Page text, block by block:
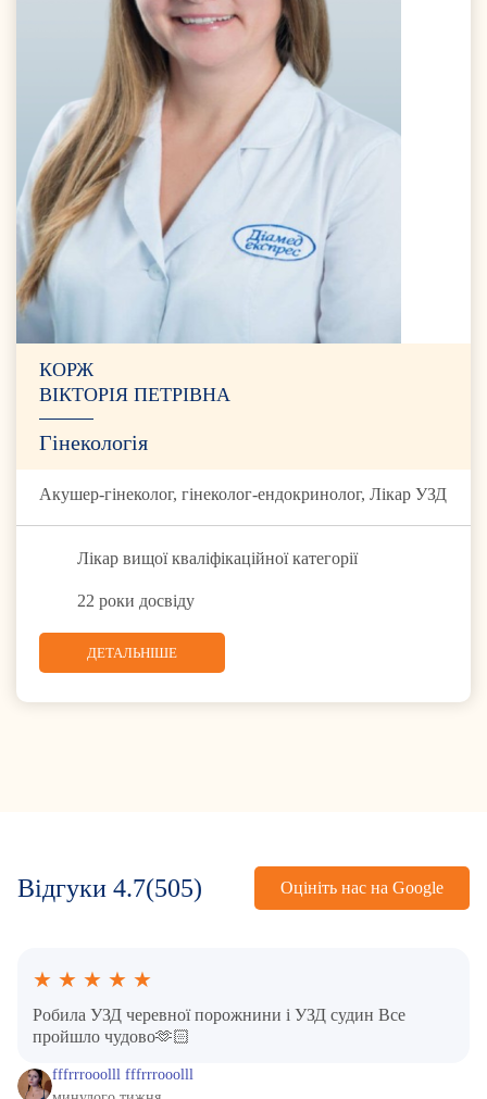
КОРЖ
ВІКТОРІЯ ПЕТРІВНА
Гінекологія
Акушер-гінеколог, гінеколог-ендокринолог, Лікар УЗД
Лікар вищої кваліфікаційної категорії
22 роки досвіду
ДЕТАЛЬНІШЕ
Відгуки 4.7(505) Оцініть нас на Google
★ ★ ★ ★ ★
Робила УЗД черевної порожнини і УЗД судин Все
пройшло чудово🫶🏻
fffrrrooolll fffrrrooolll